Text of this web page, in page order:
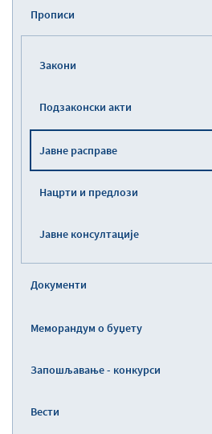
Прописи
Закони
Подзаконски акти
Јавне расправе
Нацрти и предлози
Јавне консултације
Документи
Меморандум о буџету
Запошљавање - конкурси
Вести